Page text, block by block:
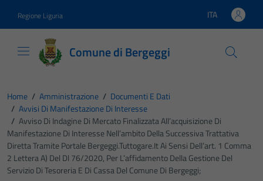
Regione Liguria Lingua attiva:
ITA
Comune di Bergeggi
Home / Amministrazione / Documenti E Dati
/ Avvisi Di Manifestazione Di Interesse
/ Avviso Di Indagine Di Mercato Finalizzata All’acquisizione Di
Manifestazione Di Interesse Nell’ambito Della Successiva Trattativa
Diretta Tramite Portale Bergeggi.tuttogare.it Ai Sensi Dell’art. 1 Comma
2 Lettera A) Del Dl 76/2020, Per L’affidamento Della Gestione Del
Servizio Di Tesoreria E Di Cassa Del Comune Di Bergeggi;